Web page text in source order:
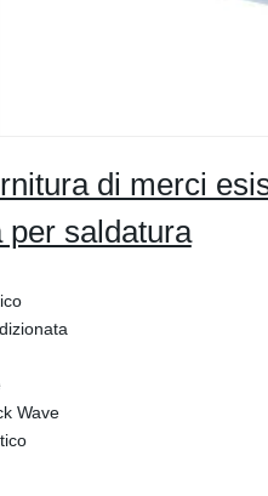
di merci
per saldatura
Wave